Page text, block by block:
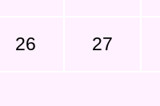
26 27